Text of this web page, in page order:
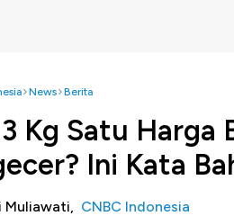
News Berita
Kg Satu Harga
Ini Kata
Muliawati, CNBC Indonesia